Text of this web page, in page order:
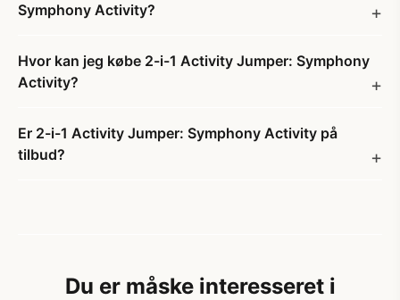
Symphony Activity?
Hvor kan jeg købe 2-i-1 Activity Jumper: Symphony
Activity?
Er 2-i-1 Activity Jumper: Symphony Activity på
tilbud?
Du er måske interesseret i